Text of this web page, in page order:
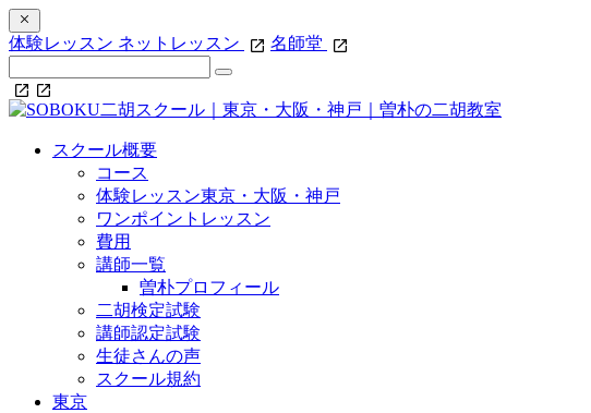
体験レッスン ネットレッスン 名師堂
スクール概要
コース
体験レッスン東京・大阪・神戸
ワンポイントレッスン
費用
講師一覧
曽朴プロフィール
二胡検定試験
講師認定試験
生徒さんの声
スクール規約
東京